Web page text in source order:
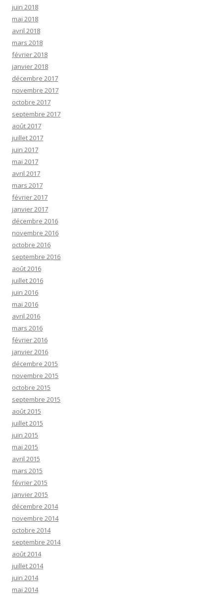
juin 2018
mai 2018
avril 2018
mars 2018
février 2018
janvier 2018
décembre 2017
novembre 2017
octobre 2017
septembre 2017
août 2017
juillet 2017
juin 2017
mai 2017
avril 2017
mars 2017
février 2017
janvier 2017
décembre 2016
novembre 2016
octobre 2016
septembre 2016
août 2016
juillet 2016
juin 2016
mai 2016
avril 2016
mars 2016
février 2016
janvier 2016
décembre 2015
novembre 2015
octobre 2015
septembre 2015
août 2015
juillet 2015
juin 2015
mai 2015
avril 2015
mars 2015
février 2015
janvier 2015
décembre 2014
novembre 2014
octobre 2014
septembre 2014
août 2014
juillet 2014
juin 2014
mai 2014